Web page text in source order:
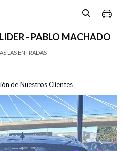
- PABLO MACHADO
LAS ENTRADAS
de Nuestros Clientes